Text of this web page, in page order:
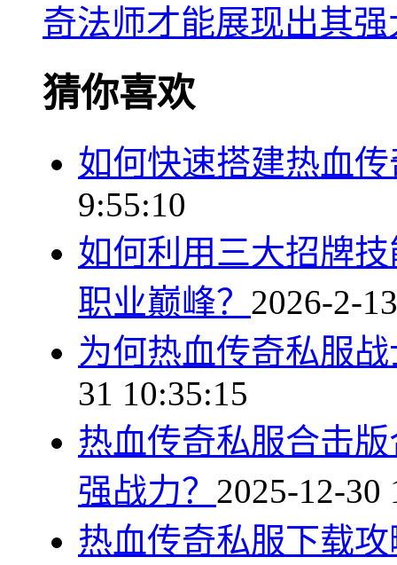
奇法师才能展现出其
猜你喜欢
如何快速搭建热血
9:55:10
如何利用三大招牌
职业巅峰？ 2026-2-
为何热血传奇私服
31 10:35:15
热血传奇私服合击
强战力？ 2025-12-30
热血传奇私服下载